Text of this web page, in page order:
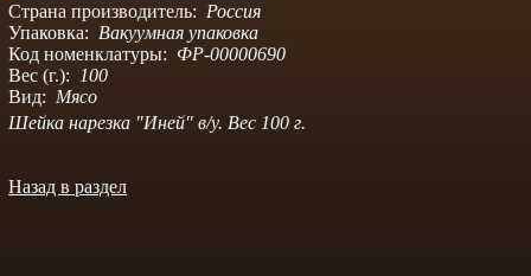
Страна производитель: Россия
Упаковка: Вакуумная упаковка
Код номенклатуры: ФР-00000690
Вес (г.):
100
Вид: Мясо
Шейка нарезка "Иней" в/у. Вес 100 г.
Назад в раздел